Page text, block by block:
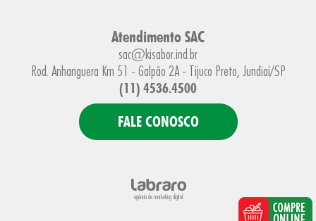
Atendimento SAC
sac@kisabor.ind.br
Rod. Anhanguera Km 51 - Galpão 2A - Tijuco Preto, Jundiaí/SP
(11) 4536.4500
FALE CONOSCO
agência de marketing digital